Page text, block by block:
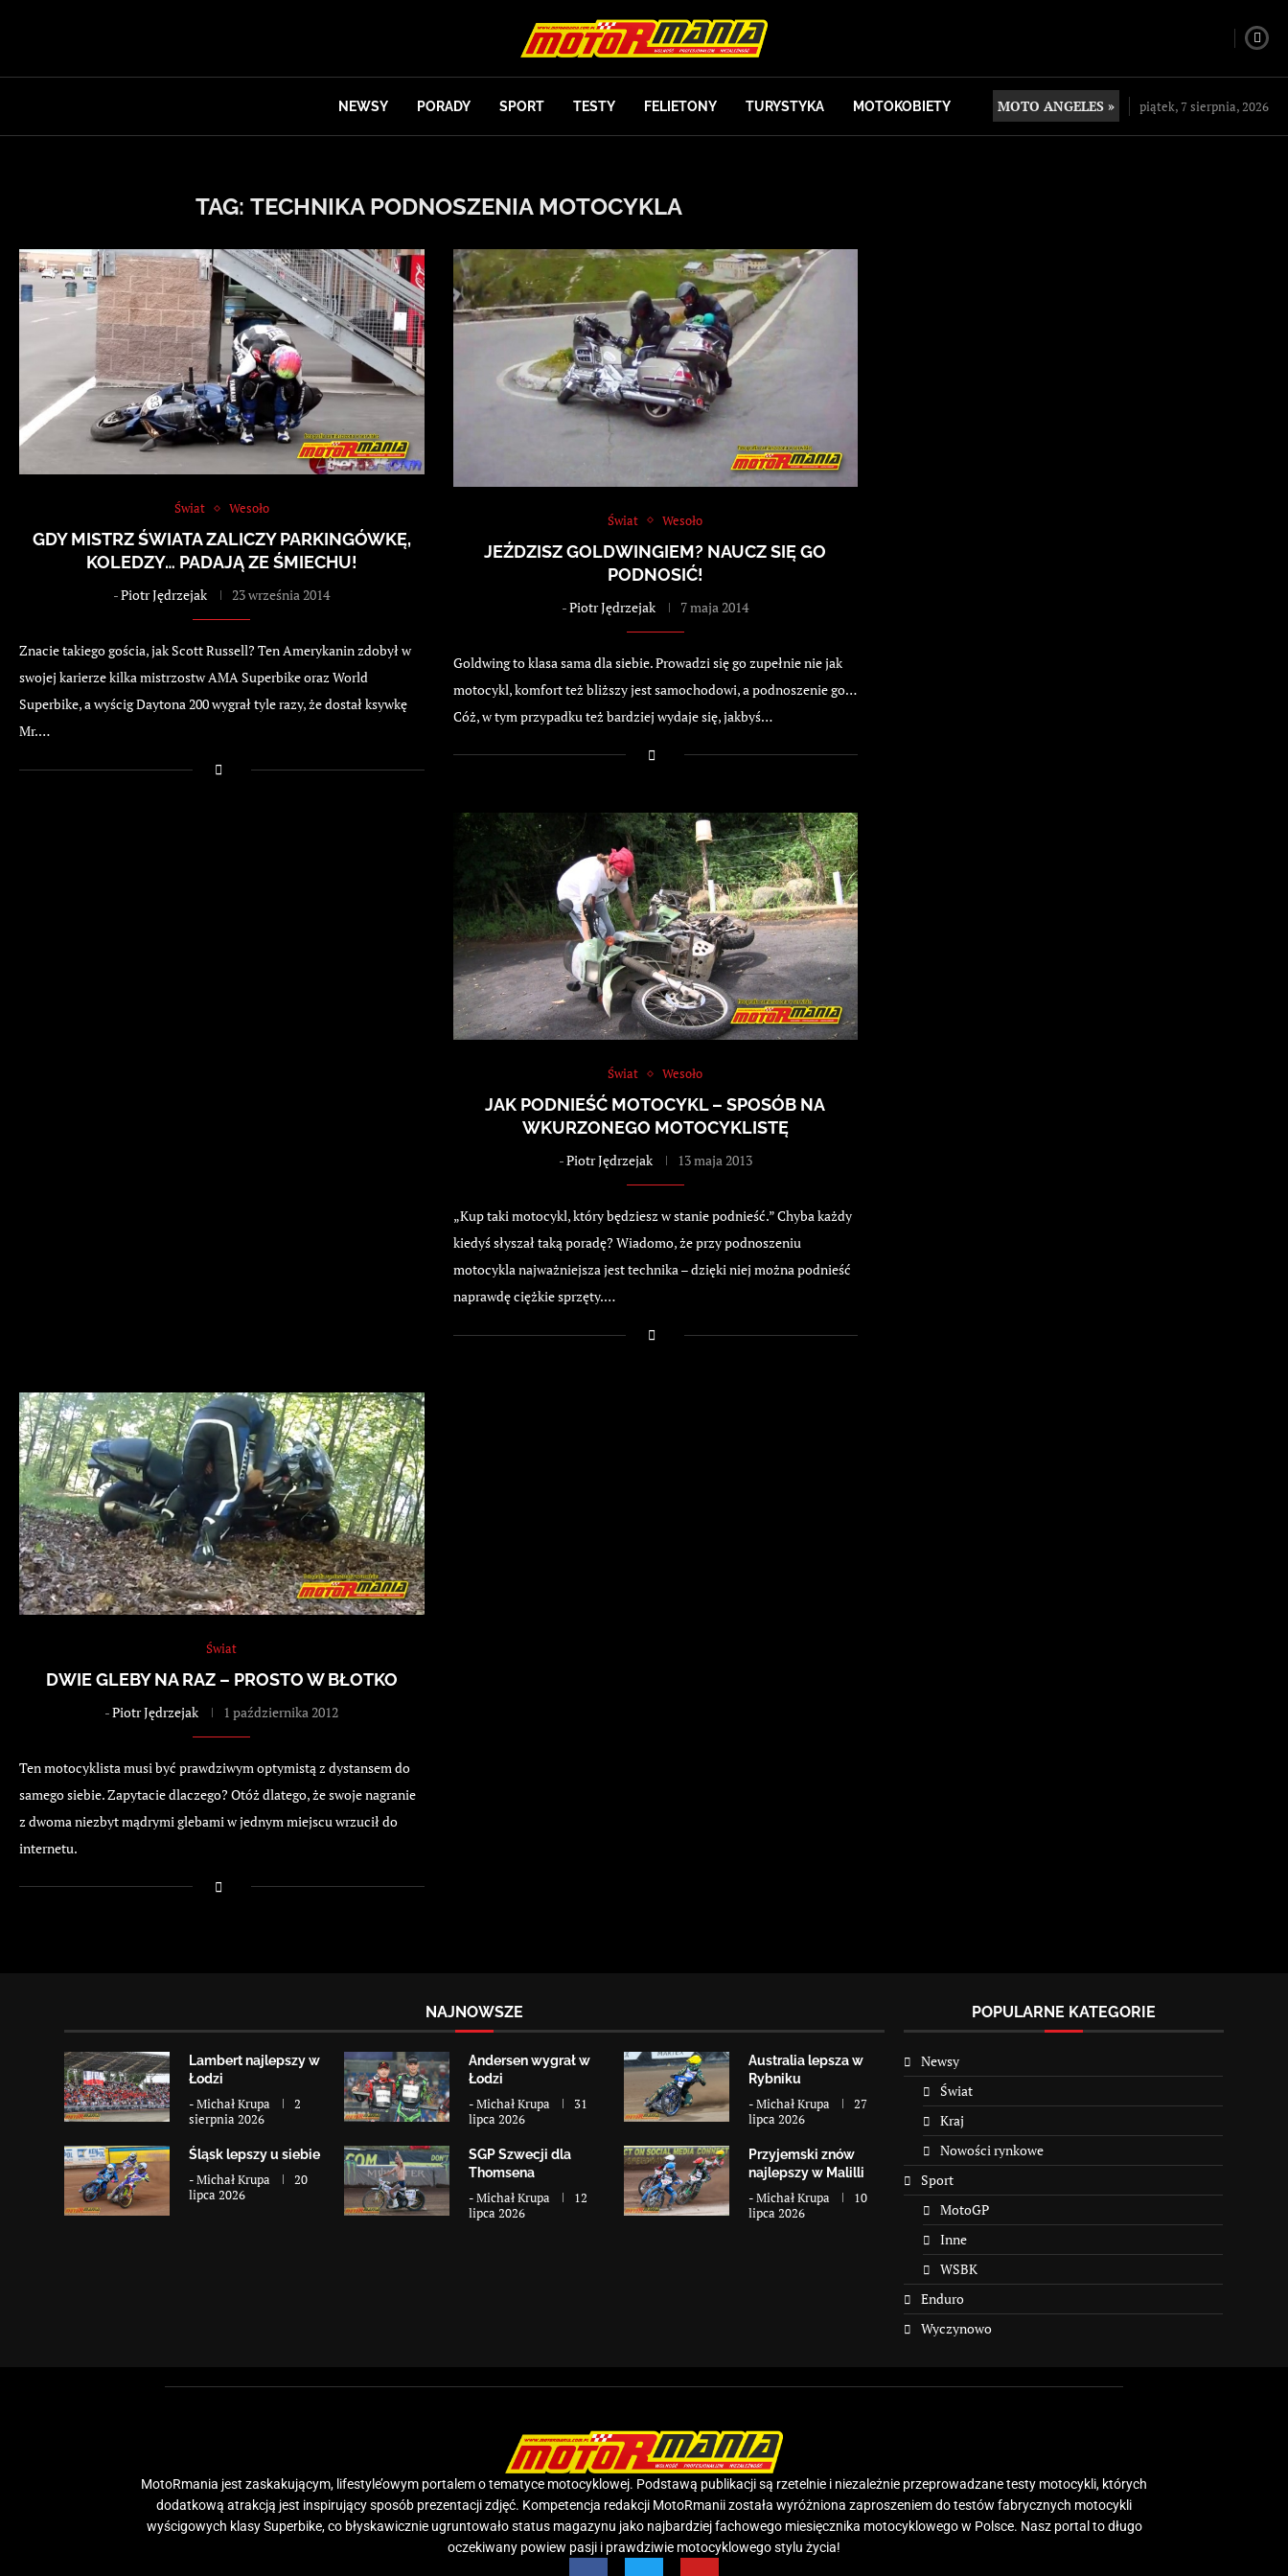
NEWSY PORADY SPORT TESTY FELIETONY TURYSTYKA MOTOKOBIETY MOTO ANGELES » piątek, 7 sierpnia, 2026
TAG: TECHNIKA PODNOSZENIA MOTOCYKLA
Świat Wesoło
GDY MISTRZ ŚWIATA ZALICZY PARKINGÓWKĘ,
KOLEDZY… PADAJĄ ZE ŚMIECHU!
-Piotr Jędrzejak 23 września 2014
Znacie takiego gościa, jak Scott Russell? Ten Amerykanin zdobył w
swojej karierze kilka mistrzostw AMA Superbike oraz World
Superbike, a wyścig Daytona 200 wygrał tyle razy, że dostał ksywkę
Mr.…
Świat Wesoło
JEŹDZISZ GOLDWINGIEM? NAUCZ SIĘ GO
PODNOSIĆ!
-Piotr Jędrzejak 7 maja 2014
Goldwing to klasa sama dla siebie. Prowadzi się go zupełnie nie jak
motocykl, komfort też bliższy jest samochodowi, a podnoszenie go…
Cóż, w tym przypadku też bardziej wydaje się, jakbyś…
Świat Wesoło
JAK PODNIEŚĆ MOTOCYKL – SPOSÓB NA
WKURZONEGO MOTOCYKLISTĘ
-Piotr Jędrzejak 13 maja 2013
„Kup taki motocykl, który będziesz w stanie podnieść.” Chyba każdy
kiedyś słyszał taką poradę? Wiadomo, że przy podnoszeniu
motocykla najważniejsza jest technika – dzięki niej można podnieść
naprawdę ciężkie sprzęty.…
Świat
DWIE GLEBY NA RAZ – PROSTO W BŁOTKO
-Piotr Jędrzejak 1 października 2012
Ten motocyklista musi być prawdziwym optymistą z dystansem do
samego siebie. Zapytacie dlaczego? Otóż dlatego, że swoje nagranie
z dwoma niezbyt mądrymi glebami w jednym miejscu wrzucił do
internetu.
NAJNOWSZE
Lambert najlepszy w
Łodzi
-Michał Krupa
2
sierpnia 2026
Andersen wygrał w
Łodzi
-Michał Krupa
31
lipca 2026
Australia lepsza w
Rybniku
-Michał Krupa
27
lipca 2026
Śląsk lepszy u siebie
-Michał Krupa
20
lipca 2026
SGP Szwecji dla
Thomsena
-Michał Krupa
12
lipca 2026
Przyjemski znów
najlepszy w Malilli
-Michał Krupa
10
lipca 2026
POPULARNE KATEGORIE
Newsy
Świat
Kraj
Nowości rynkowe
Sport
MotoGP
Inne
WSBK
Enduro
Wyczynowo
MotoRmania jest zaskakującym, lifestyle’owym portalem o tematyce motocyklowej. Podstawą publikacji są rzetelnie i niezależnie przeprowadzane testy motocykli, których
dodatkową atrakcją jest inspirujący sposób prezentacji zdjęć. Kompetencja redakcji MotoRmanii została wyróżniona zaproszeniem do testów fabrycznych motocykli
wyścigowych klasy Superbike, co błyskawicznie ugruntowało status magazynu jako najbardziej fachowego miesięcznika motocyklowego w Polsce. Nasz portal to długo
oczekiwany powiew pasji i prawdziwie motocyklowego stylu życia!